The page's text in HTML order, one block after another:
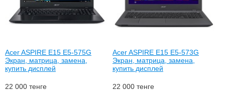
Acer ASPIRE E15 E5-575G
Экран, матрица, замена,
купить дисплей
22 000 тенге
Acer ASPIRE E15 E5-573G
Экран, матрица, замена,
купить дисплей
22 000 тенге